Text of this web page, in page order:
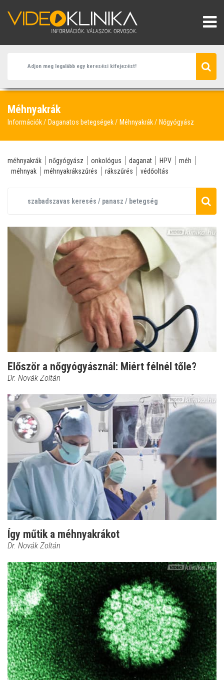
Méhnyakrák
Információk Daganatos betegségek Méhnyakrák Nőgyógyász
méhnyakrák nőgyógyász onkológus daganat HPV
méh
méhnyak
méhnyakrákszűrés rákszűrés védőoltás
Először a nőgyógyásznál: Miért félnél tőle?
Dr. Novák Zoltán
Így műtik a méhnyakrákot
Dr. Novák Zoltán